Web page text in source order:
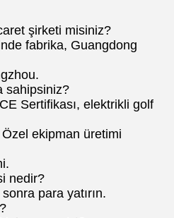
şirketi misiniz?
fabrika, Guangdong
sahipsiniz?
Sertifikası, elektrikli golf
ekipman üretimi
nedir?
para yatırın.